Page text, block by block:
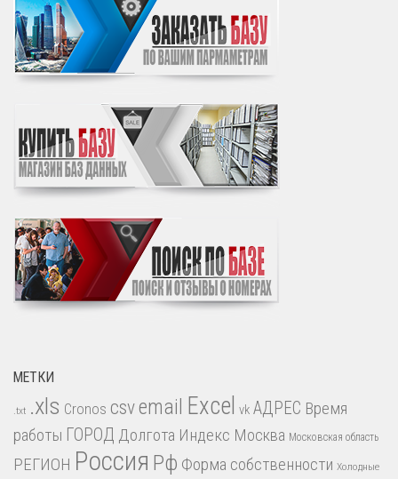
МЕТКИ
.txt .xls Cronos csvemail Excel vk АДРЕС Время
работы ГОРОД Долгота Индекс Москва Московская область
РЕГИОН Россия Рф Форма собственности Холодные